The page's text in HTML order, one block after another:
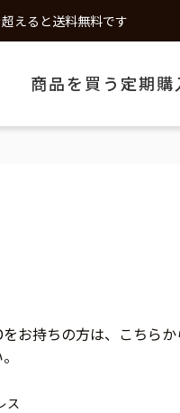
えると送料無料です
商品を買う 定期購
お持ちの方は、こちら
ス